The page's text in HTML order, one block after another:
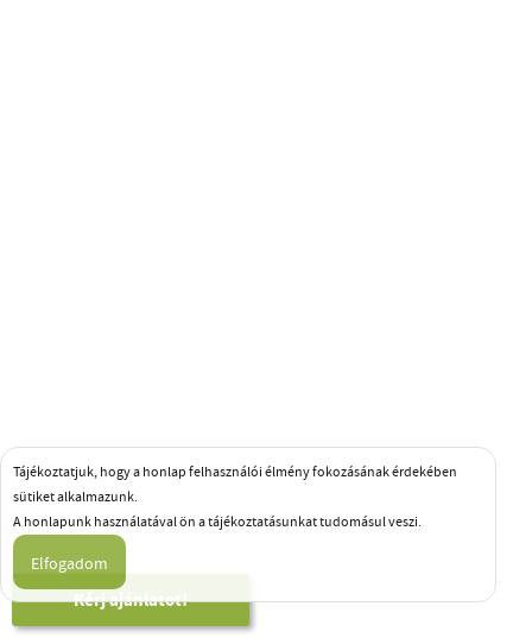
Kérj ajánlatot!
Tájékoztatjuk, hogy a honlap felhasználói élmény fokozásának érdekében
sütiket alkalmazunk.
A honlapunk használatával ön a tájékoztatásunkat tudomásul veszi.